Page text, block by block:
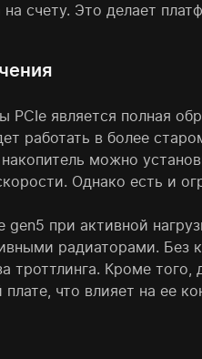
счету. Это делает
является полная
работать в более
можно
Однако есть и
при активной
радиаторами. Без
троттлинга. Кроме того,
что влияет на ее